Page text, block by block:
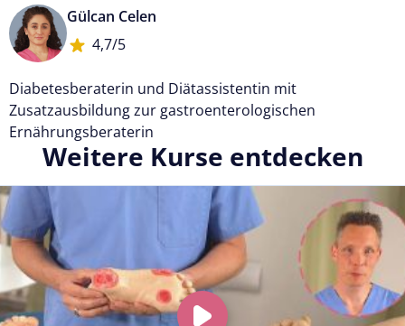
Gülcan Celen
4,7/5
Diabetesberaterin und Diätassistentin mit
Zusatzausbildung zur gastroenterologischen
Ernährungsberaterin
Weitere Kurse entdecken